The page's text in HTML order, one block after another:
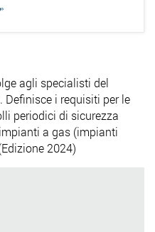
agli specialisti del
Definisce i requisiti per le
periodici di sicurezza
a gas (impianti
2024)